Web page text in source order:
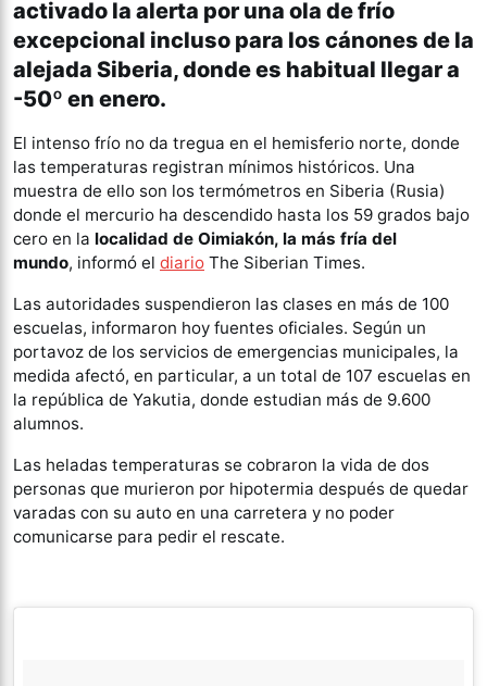
activado la alerta por una ola de frío
excepcional incluso para los cánones de la
alejada Siberia, donde es habitual llegar a
-50º en enero.
El intenso frío no da tregua en el hemisferio norte, donde
las temperaturas registran mínimos históricos. Una
muestra de ello son los termómetros en Siberia (Rusia)
donde el mercurio ha descendido hasta los 59 grados bajo
cero en la localidad de Oimiakón, la más fría del
mundo, informó el diario The Siberian Times.
Las autoridades suspendieron las clases en más de 100
escuelas, informaron hoy fuentes oficiales. Según un
portavoz de los servicios de emergencias municipales, la
medida afectó, en particular, a un total de 107 escuelas en
la república de Yakutia, donde estudian más de 9.600
alumnos.
Las heladas temperaturas se cobraron la vida de dos
personas que murieron por hipotermia después de quedar
varadas con su auto en una carretera y no poder
comunicarse para pedir el rescate.